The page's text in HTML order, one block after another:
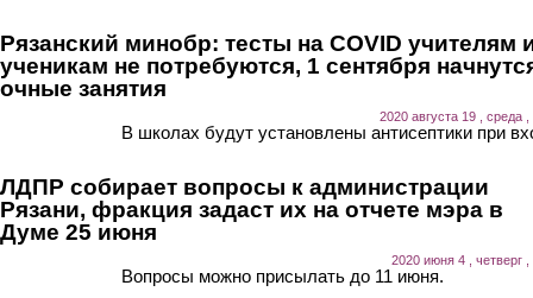
Рязанский минобр: тесты на COVID учителям
ученикам не потребуются, 1 сентября
очные занятия
2020 августа 19 , среда ,
В школах будут установлены антисептики при
ЛДПР собирает вопросы к администрации
Рязани, фракция задаст их на отчете мэра в
Думе 25 июня
2020 июня 4 , четверг ,
Вопросы можно присылать до 11 июня.